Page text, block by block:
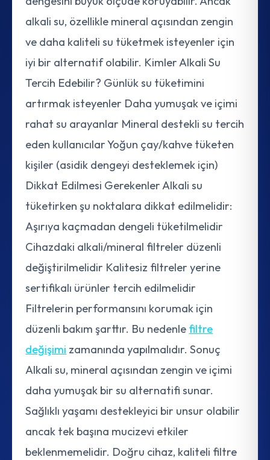
alkali su, özellikle mineral açısından zengin
ve daha kaliteli su tüketmek isteyenler için
iyi bir alternatif olabilir. Kimler Alkali Su
Tercih Edebilir? Günlük su tüketimini
artırmak isteyenler Daha yumuşak ve içimi
rahat su arayanlar Mineral destekli su tercih
eden kullanıcılar Yoğun çay/kahve tüketen
kişiler (asidik dengeyi desteklemek için)
Dikkat Edilmesi Gerekenler Alkali su
tüketirken şu noktalara dikkat edilmelidir:
Aşırıya kaçmadan dengeli tüketilmelidir
Cihazdaki alkali/mineral filtreler düzenli
değiştirilmelidir Kalitesiz filtreler yerine
sertifikalı ürünler tercih edilmelidir
Filtrelerin performansını korumak için
düzenli bakım şarttır. Bu nedenle filtre
değişimi zamanında yapılmalıdır. Sonuç
Alkali su, mineral açısından zengin ve içimi
daha yumuşak bir su alternatifi sunar.
Sağlıklı yaşamı destekleyici bir unsur olabilir
ancak tek başına mucizevi etkiler
beklenmemelidir. Doğru cihaz, kaliteli filtre